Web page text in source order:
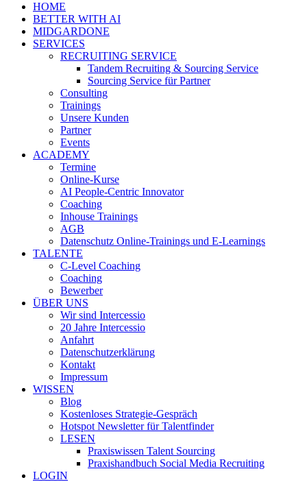
HOME
BETTER WITH AI
MIDGARDONE
SERVICES
RECRUITING SERVICE
Tandem Recruiting & Sourcing Service
Sourcing Service für Partner
Consulting
Trainings
Unsere Kunden
Partner
Events
ACADEMY
Termine
Online-Kurse
AI People-Centric Innovator
Coaching
Inhouse Trainings
AGB
Datenschutz Online-Trainings und E-Learnings
TALENTE
C-Level Coaching
Coaching
Bewerber
ÜBER UNS
Wir sind Intercessio
20 Jahre Intercessio
Anfahrt
Datenschutzerklärung
Kontakt
Impressum
WISSEN
Blog
Kostenloses Strategie-Gespräch
Hotspot Newsletter für Talentfinder
LESEN
Praxiswissen Talent Sourcing
Praxishandbuch Social Media Recruiting
LOGIN